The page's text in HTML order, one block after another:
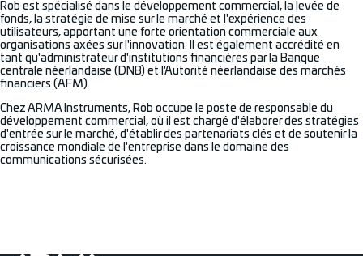
Rob est spécialisé dans le développement commercial, la levée de
fonds, la stratégie de mise sur le marché et l'expérience des
utilisateurs, apportant une forte orientation commerciale aux
organisations axées sur l'innovation. Il est également accrédité en
tant qu'administrateur d'institutions financières par la Banque
centrale néerlandaise (DNB) et l'Autorité néerlandaise des marchés
financiers (AFM).
Chez ARMA Instruments, Rob occupe le poste de responsable du
développement commercial, où il est chargé d'élaborer des stratégies
d'entrée sur le marché, d'établir des partenariats clés et de soutenir la
croissance mondiale de l'entreprise dans le domaine des
communications sécurisées.